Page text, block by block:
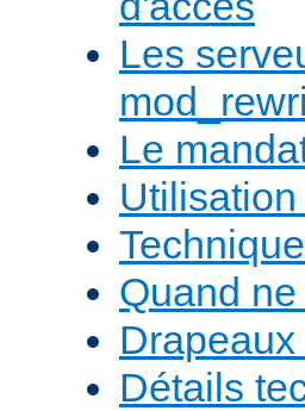
Les
Le
Quand
Détails